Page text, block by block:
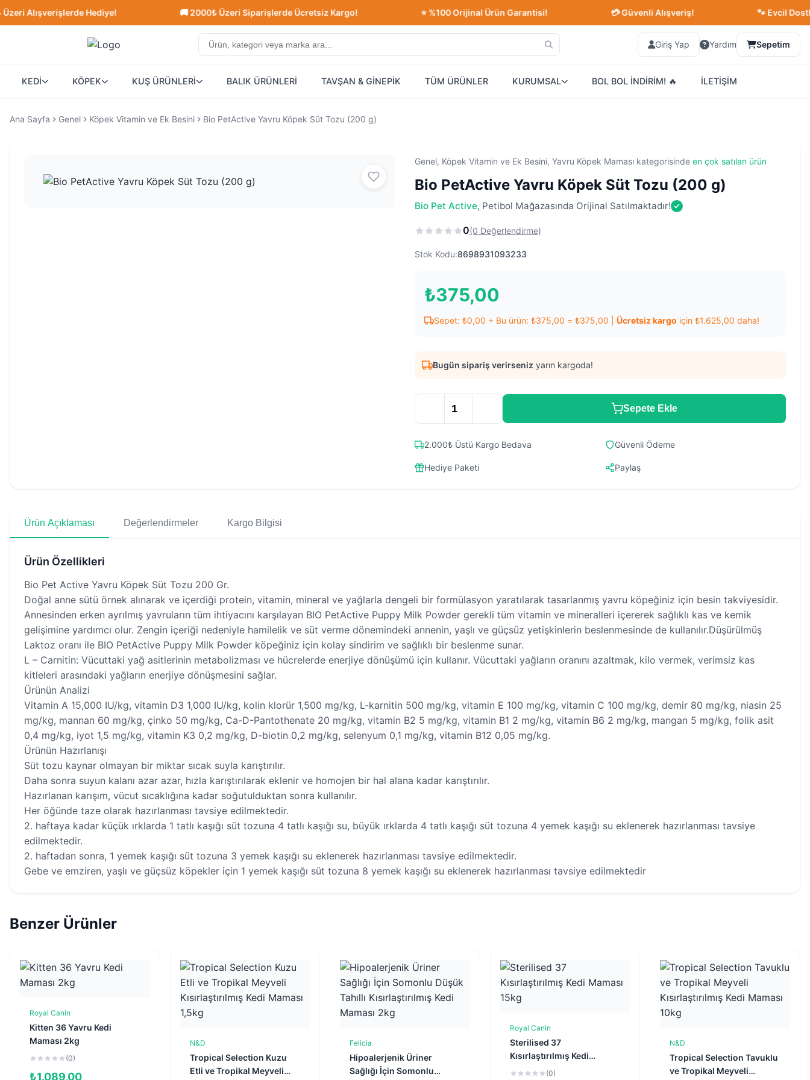
Hediye! 🚚 2000₺ Üzeri Siparişlerde Ücretsiz Kargo! ⭐ %100 Orijinal Ürün Garantisi! 💳 Güvenli Alışveriş! 🐾 Evcil Dostlarınız
Giriş Yap Yardım Sepetim
KEDİ KÖPEK KUŞ ÜRÜNLERİ BALIK ÜRÜNLERİ TAVŞAN & GİNEPİK TÜM ÜRÜNLER KURUMSAL BOL BOL İNDİRİM! 🔥 İLETİŞİM
Ana Sayfa Genel Köpek Vitamin ve Ek Besini Bio PetActive Yavru Köpek Süt Tozu (200 g)
Genel, Köpek Vitamin ve Ek Besini, Yavru Köpek Maması kategorisinde en çok satılan ürün
Bio PetActive Yavru Köpek Süt Tozu (200 g)
Bio Pet Active, Petibol Mağazasında Orijinal Satılmaktadır!
0(0 Değerlendirme)
Stok Kodu:8698931093233
₺375,00
Sepet: ₺0,00 + Bu ürün: ₺375,00 = ₺375,00 Ücretsiz kargo için ₺1.625,00 daha!
Bugün sipariş verirseniz yarın kargoda!
Sepete Ekle
2.000₺ Üstü Kargo Bedava Güvenli Ödeme
Hediye Paketi Paylaş
Ürün Açıklaması Değerlendirmeler Kargo Bilgisi
Ürün Özellikleri
Bio Pet Active Yavru Köpek Süt Tozu 200 Gr.
Doğal anne sütü örnek alınarak ve içerdiği protein, vitamin, mineral ve yağlarla dengeli bir formülasyon yaratılarak tasarlanmış yavru köpeğiniz için besin takviyesidir.
Annesinden erken ayrılmış yavruların tüm ihtiyacını karşılayan BIO PetActive Puppy Milk Powder gerekli tüm vitamin ve mineralleri içererek sağlıklı kas ve kemik
gelişimine yardımcı olur. Zengin içeriği nedeniyle hamilelik ve süt verme dönemindeki annenin, yaşlı ve güçsüz yetişkinlerin beslenmesinde de kullanılır.Düşürülmüş
Laktoz oranı ile BIO PetActive Puppy Milk Powder köpeğiniz için kolay sindirim ve sağlıklı bir beslenme sunar.
L – Carnitin: Vücuttaki yağ asitlerinin metabolizması ve hücrelerde enerjiye dönüşümü için kullanır. Vücuttaki yağların oranını azaltmak, kilo vermek, verimsiz kas
kitleleri arasındaki yağların enerjiye dönüşmesini sağlar.
Ürünün Analizi
Vitamin A 15,000 IU/kg, vitamin D3 1,000 IU/kg, kolin klorür 1,500 mg/kg, L-karnitin 500 mg/kg, vitamin E 100 mg/kg, vitamin C 100 mg/kg, demir 80 mg/kg, niasin 25
mg/kg, mannan 60 mg/kg, çinko 50 mg/kg, Ca-D-Pantothenate 20 mg/kg, vitamin B2 5 mg/kg, vitamin B1 2 mg/kg, vitamin B6 2 mg/kg, mangan 5 mg/kg, folik asit
0,4 mg/kg, iyot 1,5 mg/kg, vitamin K3 0,2 mg/kg, D-biotin 0,2 mg/kg, selenyum 0,1 mg/kg, vitamin B12 0,05 mg/kg.
Ürünün Hazırlanışı
Süt tozu kaynar olmayan bir miktar sıcak suyla karıştırılır.
Daha sonra suyun kalanı azar azar, hızla karıştırılarak eklenir ve homojen bir hal alana kadar karıştırılır.
Hazırlanan karışım, vücut sıcaklığına kadar soğutulduktan sonra kullanılır.
Her öğünde taze olarak hazırlanması tavsiye edilmektedir.
2. haftaya kadar küçük ırklarda 1 tatlı kaşığı süt tozuna 4 tatlı kaşığı su, büyük ırklarda 4 tatlı kaşığı süt tozuna 4 yemek kaşığı su eklenerek hazırlanması tavsiye
edilmektedir.
2. haftadan sonra, 1 yemek kaşığı süt tozuna 3 yemek kaşığı su eklenerek hazırlanması tavsiye edilmektedir.
Gebe ve emziren, yaşlı ve güçsüz köpekler için 1 yemek kaşığı süt tozuna 8 yemek kaşığı su eklenerek hazırlanması tavsiye edilmektedir
Benzer Ürünler
Sepete Ekle
Royal Canin
Kitten 36 Yavru Kedi
Maması 2kg
(0)
₺1.089,00
N&D
Tropical Selection Kuzu
Etli ve Tropikal Meyveli
Felicia
Hipoalerjenik Üriner
Sağlığı İçin Somonlu
Sepete Ekle
Royal Canin
Sterilised 37
Kısırlaştırılmış Kedi
Maması 15kg
(0)
N&D
Tropical Selection Tavuklu
ve Tropikal Meyveli